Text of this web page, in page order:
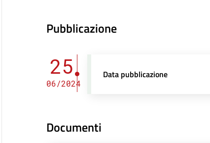
Pubblicazione
25
06/2024
Data pubblicazione
Documenti